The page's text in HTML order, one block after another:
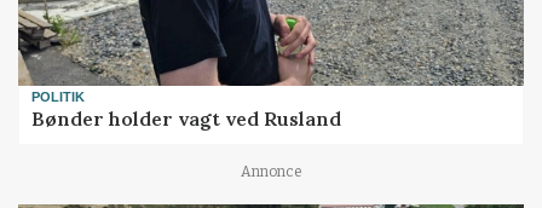
POLITIK
Bønder holder vagt ved Rusland
Annonce